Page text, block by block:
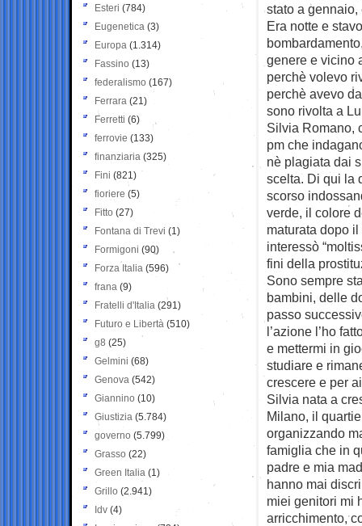
stato a
Era notte e
genere e vicino
perchè volevo
perchè avevo
sono rivolta a
Silvia Romano,
pm che
nè plagiata dai
scelta. Di qui la
scorso
verde, il colore
maturata dopo
interessò
fini della
Sono sempre
bambini, delle
passo
l’azione l’ho
e mettermi in
studiare e
crescere e per
Silvia nata a
Milano, il
organizzando
famiglia che in
padre e mia
hanno mai
miei genitori mi
arricchimento,
Esteri (784)
Eugenetica (3)
Europa (1.314)
Fassino (13)
federalismo (167)
Ferrara (21)
Ferretti (6)
ferrovie (133)
finanziaria (325)
Fini (821)
fioriere (5)
Fitto (27)
Fontana di Trevi (1)
Formigoni (90)
Forza Italia (596)
frana (9)
Fratelli d'Italia (291)
Futuro e Libertà (510)
g8 (25)
Gelmini (68)
Genova (542)
Giannino (10)
Giustizia (5.784)
governo (5.799)
Grasso (22)
Green Italia (1)
Grillo (2.941)
Idv (4)